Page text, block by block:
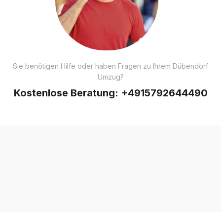
Sie benötigen Hilfe oder haben Fragen zu Ihrem Dübendorf
Umzug?
Kostenlose Beratung: +4915792644490